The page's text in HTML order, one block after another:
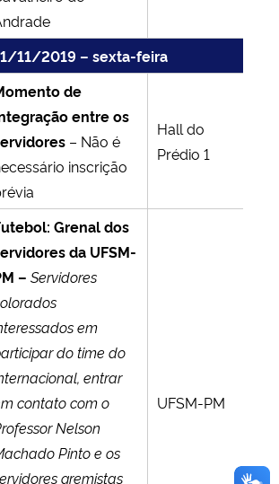
11/2019 – sexta-feira
de
entre os
– Não é
inscrição
Hall do
Prédio 1
Grenal dos
da UFSM-
– Servidores
em
do time do
entrar
contato com o
Nelson
Pinto e os
gremistas
UFSM-PM